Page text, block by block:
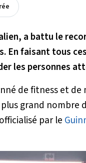
a battu le
En faisant tous
les personnes
de fitness et
grand nombre
par le